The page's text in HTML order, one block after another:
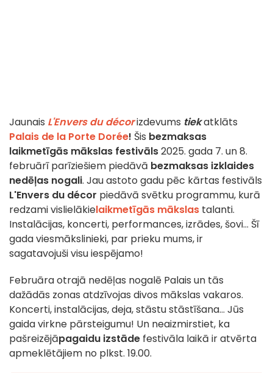
Jaunais L'Envers du décorizdevums tiekatklāts
Palais de la Porte Dorée! Šis bezmaksas
laikmetīgās mākslas festivāls2025. gada 7. un 8.
februārī parīziešiem piedāvā bezmaksas izklaides
nedēļas nogali. Jau astoto gadu pēc kārtas festivāls
L'Envers du décor piedāvā svētku programmu, kurā
redzami vislielākielaikmetīgās mākslas talanti.
Instalācijas, koncerti, performances, izrādes, šovi... Šī
gada viesmākslinieki, par prieku mums, ir
sagatavojuši visu iespējamo!
Februāra otrajā nedēļas nogalē Palais un tās
dažādās zonas atdzīvojas divos mākslas vakaros.
Koncerti, instalācijas, deja, stāstu stāstīšana... Jūs
gaida virkne pārsteigumu! Un neaizmirstiet, ka
pašreizējāpagaidu izstāde festivāla laikā ir atvērta
apmeklētājiem no plkst. 19.00.